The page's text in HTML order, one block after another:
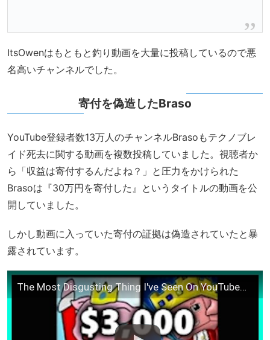
ItsOwenはもともと釣り動画を大量に投稿しているので悪
名高いチャンネルでした。
寄付を偽造したBraso
YouTube登録者数13万人のチャンネルBrasoもテクノブレ
イド死去に関する動画を複数投稿していました。視聴者か
ら「収益は寄付するんだよね？」と圧力をかけられた
Brasoは『30万円を寄付した』というタイトルの動画を公
開していました。
しかし動画に入っていた寄付の証拠は偽造されていたと暴
露されています。
The Most Disgusting Thing I've Seen On YouTube…